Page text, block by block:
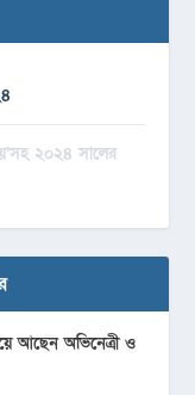
২০২৪ সালের
আছেন অভিনেত্রী ও